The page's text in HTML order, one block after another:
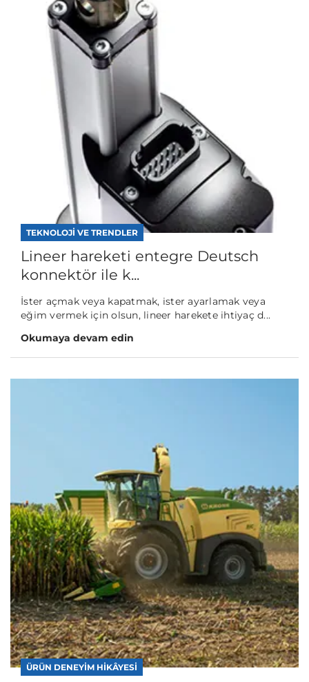
TEKNOLOJI VE TRENDLER
Lineer hareketi entegre Deutsch
konnektör ile k...
İster açmak veya kapatmak, ister ayarlamak veya
eğim vermek için olsun, lineer harekete ihtiyaç d...
Okumaya devam edin
ÜRÜN DENEYIM HIKÂYESI